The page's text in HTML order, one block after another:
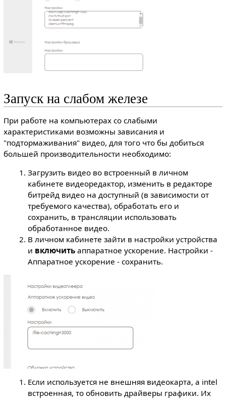
Запуск на слабом железе
При работе на компьютерах со слабыми
характеристиками возможны зависания и
"подтормаживания" видео, для того что бы добиться
большей производительности необходимо:
Загрузить видео во встроенный в личном
кабинете видеоредактор, изменить в редакторе
битрейд видео на доступный (в зависимости от
требуемого качества), обработать его и
сохранить, в трансляции использовать
обработанное видео.
В личном кабинете зайти в настройки устройства
и включить аппаратное ускорение. Настройки -
Аппаратное ускорение - сохранить.
Если используется не внешняя видеокарта, а intel
встроенная, то обновить драйверы графики. Их